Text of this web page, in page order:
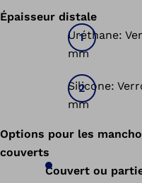
Épaisseur distale
Uréthane:
mm
Silicone:
mm
Options pour les
couverts
Couvert ou